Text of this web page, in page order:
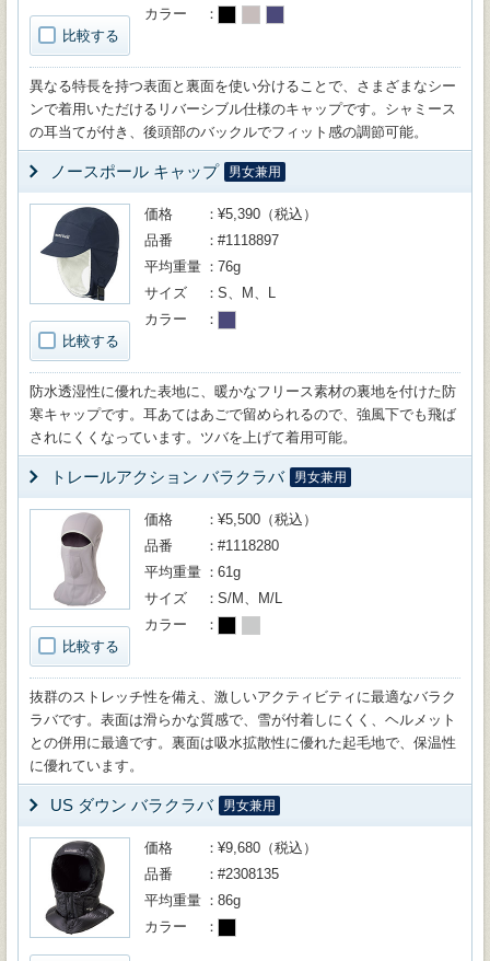
比較する
カラー
異なる特長を持つ表面と裏面を使い分けることで、さまざまなシー
ンで着用いただけるリバーシブル仕様のキャップです。シャミース
の耳当てが付き、後頭部のバックルでフィット感の調節可能。
ノースポール キャップ 男女兼用
比較する
価格
¥5,390（税込）
品番
#1118897
平均重量
76g
サイズ
S、M、L
カラー
防水透湿性に優れた表地に、暖かなフリース素材の裏地を付けた防
寒キャップです。耳あてはあごで留められるので、強風下でも飛ば
されにくくなっています。ツバを上げて着用可能。
トレールアクション バラクラバ 男女兼用
比較する
価格
¥5,500（税込）
品番
#1118280
平均重量
61g
サイズ
S/M、M/L
カラー
抜群のストレッチ性を備え、激しいアクティビティに最適なバラク
ラバです。表面は滑らかな質感で、雪が付着しにくく、ヘルメット
との併用に最適です。裏面は吸水拡散性に優れた起毛地で、保温性
に優れています。
US ダウン バラクラバ 男女兼用
価格
¥9,680（税込）
品番
#2308135
平均重量
86g
カラー